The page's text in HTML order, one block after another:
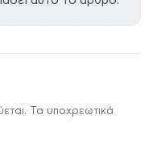
Τα υποχρεωτικά